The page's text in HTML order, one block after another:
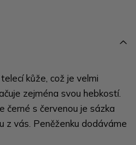
kůže, což je velmi
zejména svou hebkostí.
černé s červenou je sázka
z vás. Peněženku dodáváme